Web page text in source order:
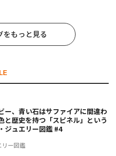
をもっと見る
リー図鑑
ー、青い石はサファイアに間違わ
歴史を持つ「スピネル」という
ジュエリー図鑑 #4